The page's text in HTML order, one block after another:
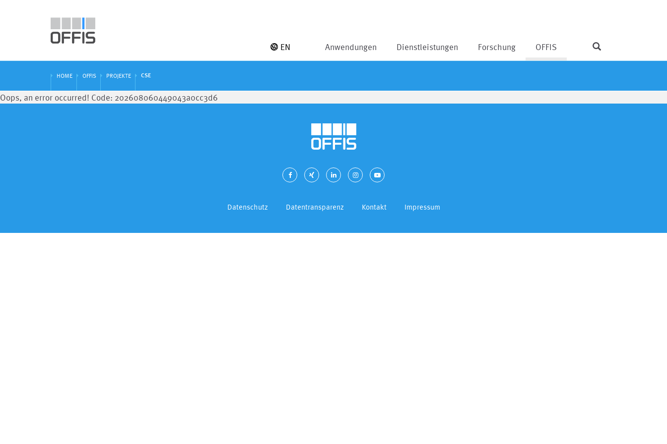
Anwendungen Dienstleistungen Forschung OFFIS
EN
HOME OFFIS PROJEKTE CSE
Oops, an error occurred! Code: 202608060449043a0cc3d6
Datenschutz Datentransparenz Kontakt Impressum